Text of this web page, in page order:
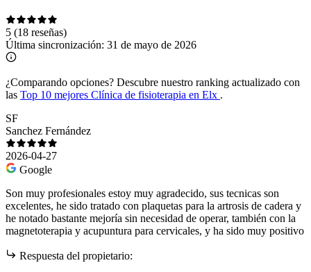
5 (18 reseñas)
Última sincronización: 31 de mayo de 2026
¿Comparando opciones? Descubre nuestro ranking actualizado con
las Top 10 mejores Clínica de fisioterapia en Elx .
SF
Sanchez Fernández
2026-04-27
Google
Son muy profesionales estoy muy agradecido, sus tecnicas son
excelentes, he sido tratado con plaquetas para la artrosis de cadera y
he notado bastante mejoría sin necesidad de operar, también con la
magnetoterapia y acupuntura para cervicales, y ha sido muy positivo
Respuesta del propietario: